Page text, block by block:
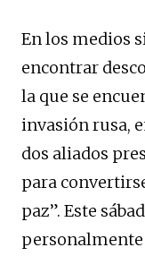
En los medios
encontrar
la que se
invasión rusa,
dos aliados
para
paz”. Este